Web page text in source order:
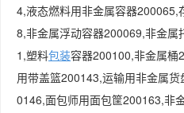
4,液态燃料用非金属容器
8,非金属浮动容器200069,非金
1,塑料包装容器200100,非金属桶
用带盖篮200143,运输用非金属货
0146,面包师用面包筐200163,非